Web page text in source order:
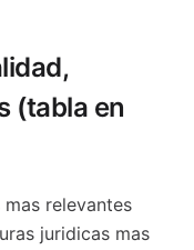
(tabla en
relevantes
juridicas mas